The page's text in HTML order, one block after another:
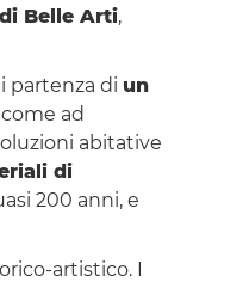
Belle Arti,
partenza di un
ad
abitative
di
200 anni, e
artistico. I